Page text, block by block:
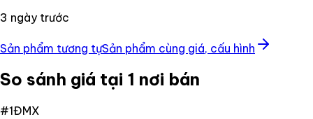
3 ngày trước
Sản phẩm tương tựSản phẩm cùng giá, cấu hình
So sánh giá tại 1 nơi bán
#1ĐMX